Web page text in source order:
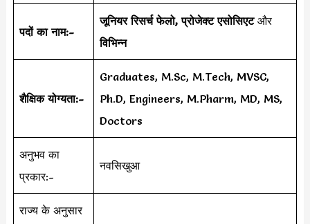
पदों का नाम:-
जूनियर रिसर्च फेलो, प्रोजेक्ट एसोसिएटऔर
विभिन्न
शैक्षिक योग्यता:-
Graduates, M.Sc, M.Tech, MVSC,
Ph.D, Engineers, M.Pharm, MD, MS,
Doctors
अनुभव का
प्रकार:-
नवसिखुआ
राज्य के अनुसार